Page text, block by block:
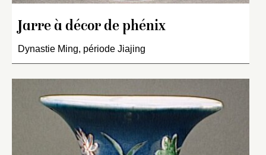
Jarre à décor de phénix
Dynastie Ming, période Jiajing